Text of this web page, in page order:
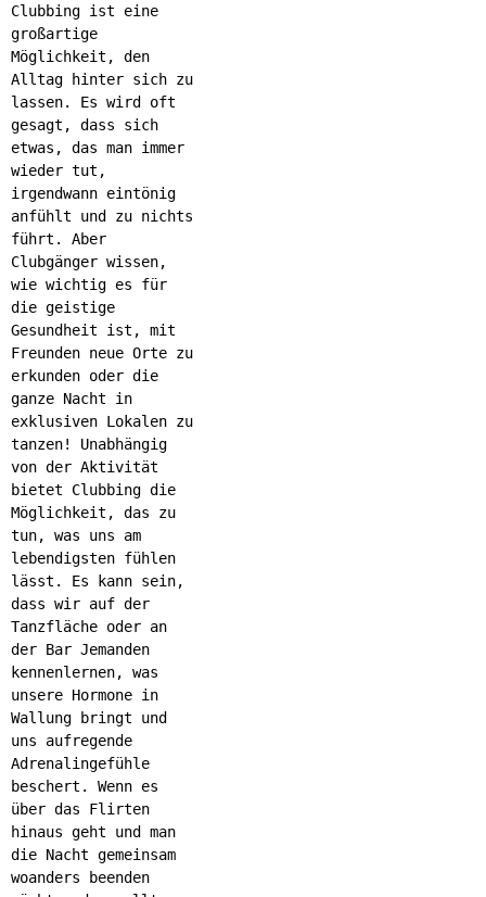
Clubbing ist eine
großartige
Möglichkeit, den
Alltag hinter sich zu
lassen. Es wird oft
gesagt, dass sich
etwas, das man immer
wieder tut,
irgendwann eintönig
anfühlt und zu nichts
führt. Aber
Clubgänger wissen,
wie wichtig es für
die geistige
Gesundheit ist, mit
Freunden neue Orte zu
erkunden oder die
ganze Nacht in
exklusiven Lokalen zu
tanzen! Unabhängig
von der Aktivität
bietet Clubbing die
Möglichkeit, das zu
tun, was uns am
lebendigsten fühlen
lässt. Es kann sein,
dass wir auf der
Tanzfläche oder an
der Bar Jemanden
kennenlernen, was
unsere Hormone in
Wallung bringt und
uns aufregende
Adrenalingefühle
beschert. Wenn es
über das Flirten
hinaus geht und man
die Nacht gemeinsam
woanders beenden